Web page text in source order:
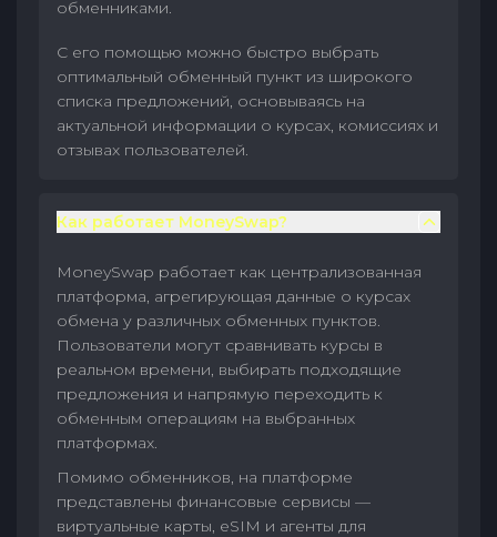
обменниками.
С его помощью можно быстро выбрать
оптимальный обменный пункт из широкого
списка предложений, основываясь на
актуальной информации о курсах, комиссиях и
отзывах пользователей.
Как работает MoneySwap?
MoneySwap работает как централизованная
платформа, агрегирующая данные о курсах
обмена у различных обменных пунктов.
Пользователи могут сравнивать курсы в
реальном времени, выбирать подходящие
предложения и напрямую переходить к
обменным операциям на выбранных
платформах.
Помимо обменников, на платформе
представлены финансовые сервисы —
виртуальные карты, eSIM и агенты для